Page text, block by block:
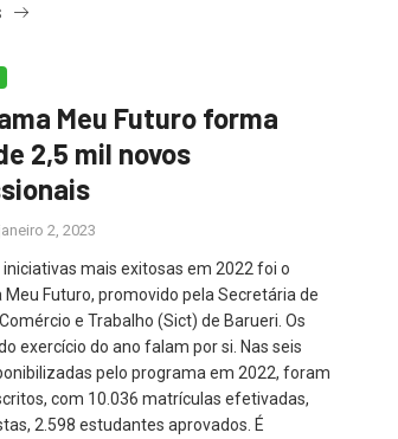
Meu Futuro forma
2,5 mil novos
janeiro 2, 2023
iniciativas mais exitosas em 2022 foi o
Futuro, promovido pela Secretária de
e Trabalho (Sict) de Barueri. Os
exercício do ano falam por si. Nas seis
pelo programa em 2022, foram
com 10.036 matrículas efetivadas,
2.598 estudantes aprovados. É